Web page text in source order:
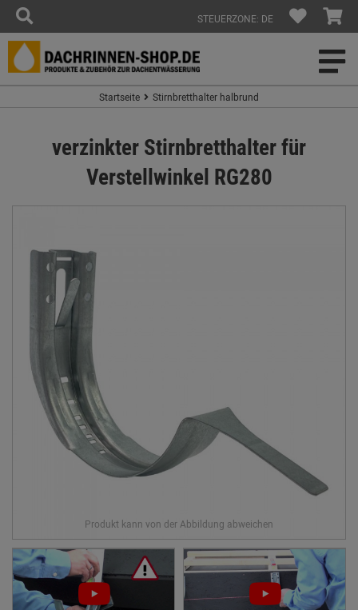
STEUERZONE: DE
Startseite Stirnbretthalter halbrund
verzinkter Stirnbretthalter für
Verstellwinkel RG280